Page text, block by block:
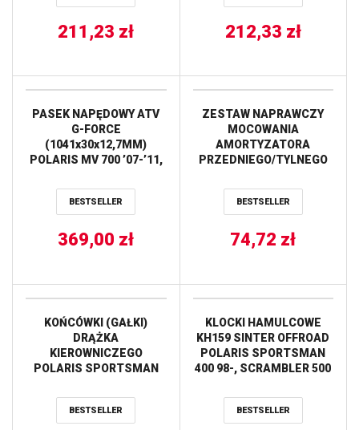
211,23 zł 212,33 zł
PASEK NAPĘDOWY ATV
G-FORCE
(1041x30x12,7MM)
POLARIS MV 700 ’07-’11,
’02-’06 ,SPORTSMAN 500
’06, (19G3982E) GATES
BESTSELLER
369,00 zł
ZESTAW NAPRAWCZY
MOCOWANIA
AMORTYZATORA
PRZEDNIEGO/TYLNEGO
500/525 IRS ’07 ALL
BALLS
BESTSELLER
74,72 zł
KOŃCÓWKI (GAŁKI)
DRĄŻKA
KIEROWNICZEGO
POLARIS SPORTSMAN
250/350 (51-1022) PROX
BESTSELLER
KLOCKI HAMULCOWE
KH159 SINTER OFFROAD
POLARIS SPORTSMAN
400 98-, SCRAMBLER 500
800 07-09, PRZÓD/TYŁ
TRW LUCAS
BESTSELLER